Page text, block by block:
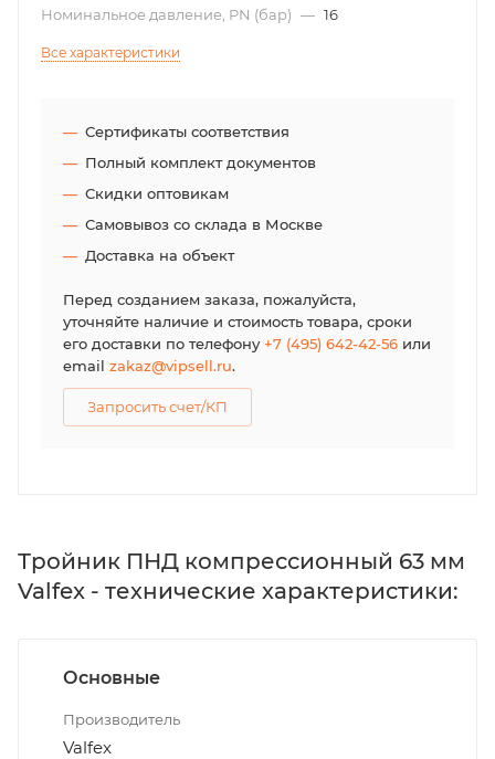
Номинальное давление, PN (бар) — 16
Все характеристики
Сертификаты соответствия
Полный комплект документов
Скидки оптовикам
Самовывоз со склада в Москве
Доставка на объект
Перед созданием заказа, пожалуйста,
уточняйте наличие и стоимость товара, сроки
его доставки по телефону+7 (495) 642-42-56 или
email zakaz@vipsell.ru.
Запросить счет/КП
Тройник ПНД компрессионный 63 мм
Valfex - технические характеристики:
Основные
Производитель
Valfex